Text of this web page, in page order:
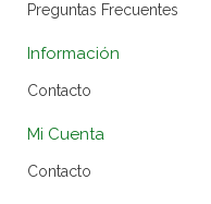
Preguntas Frecuentes
Información
Contacto
Mi Cuenta
Contacto